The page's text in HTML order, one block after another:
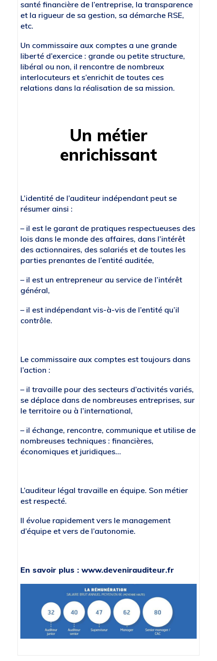
santé financière de l’entreprise, la transparence
et la rigueur de sa gestion, sa démarche RSE,
etc.
Un commissaire aux comptes a une grande
liberté d’exercice : grande ou petite structure,
libéral ou non, il rencontre de nombreux
interlocuteurs et s’enrichit de toutes ces
relations dans la réalisation de sa mission.
Un métier
enrichissant
L’identité de l’auditeur indépendant peut se
résumer ainsi :
– il est le garant de pratiques respectueuses des
lois dans le monde des affaires, dans l’intérêt
des actionnaires, des salariés et de toutes les
parties prenantes de l’entité auditée,
– il est un entrepreneur au service de l’intérêt
général,
– il est indépendant vis-à-vis de l’entité qu’il
contrôle.
Le commissaire aux comptes est toujours dans
l’action :
– il travaille pour des secteurs d’activités variés,
se déplace dans de nombreuses entreprises, sur
le territoire ou à l’international,
– il échange, rencontre, communique et utilise de
nombreuses techniques : financières,
économiques et juridiques…
L’auditeur légal travaille en équipe. Son métier
est respecté.
Il évolue rapidement vers le management
d’équipe et vers de l’autonomie.
En savoir plus : www.devenirauditeur.fr